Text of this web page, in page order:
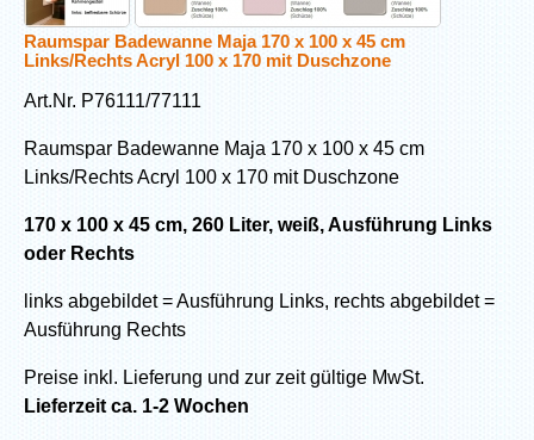
Raumspar Badewanne Maja 170 x 100 x 45 cm
Links/Rechts Acryl 100 x 170 mit Duschzone
Art.Nr. P76111/77111
Raumspar Badewanne Maja 170 x 100 x 45 cm
Links/Rechts Acryl 100 x 170 mit Duschzone
170 x 100 x 45 cm, 260 Liter, weiß, Ausführung Links
oder Rechts
links abgebildet = Ausführung Links, rechts abgebildet =
Ausführung Rechts
Preise inkl. Lieferung und zur zeit gültige MwSt.
Lieferzeit ca. 1-2 Wochen